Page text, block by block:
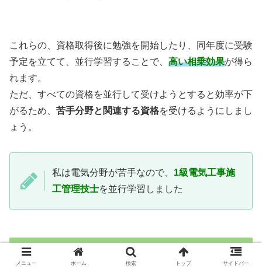
これらの、資格取得後に勉強を開始したり、同年度に受験
予定を立てて、並行学習する ことで、 高い相乗効果が得ら
れます。
ただ、すべての資格を並行して受けようとすると効率が下
がるため、 苦手分野と関連する資格を受けるようにしまし
ょう。
私は電気分野が苦手なので、 1級電気工事施
工管理技士を並行学習しました
勉強スケジュール
メニュー ホーム 検索 トップ サイドバー